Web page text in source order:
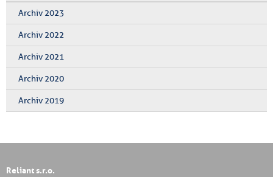
Archiv 2023
Archiv 2022
Archiv 2021
Archiv 2020
Archiv 2019
Reliant s.r.o.